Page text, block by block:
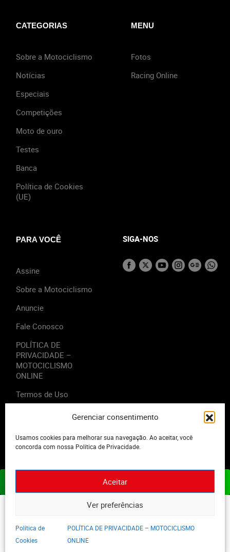
Gerenciar consentimento
Usamos cookies para melhorar sua navegação. Ao aceitar, você
concorda com nossa Política de Privacidade.
Aceitar
Ver preferências
Política de
Cookies
POLÍTICA DE PRIVACIDADE – MOTOCICLISMO
ONLINE
CATEGORIAS
Sobre a Motociclismo
Notícias
Especiais
Competições
Moto de ouro
Testes
Banca
Política de Cookies
(UE)
MENU
Fotos
Racing Online
PARA VOCÊ
Assine
Sobre a Motociclismo
Anuncie
Fale Conosco
POLÍTICA DE
PRIVACIDADE –
MOTOCICLISMO
ONLINE
Termos de Uso
SIGA-NOS
2023 - Editora Motor Midia. Todos os direitos reservados.
ASSINE JÁ